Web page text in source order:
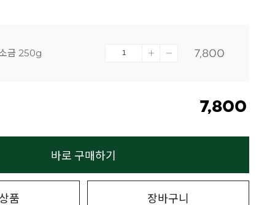
금 250g 7,800
7,800
바로 구매하기
품 장바구니